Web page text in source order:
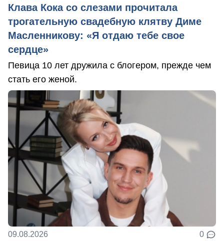
Клава Кока со слезами прочитала
трогательную свадебную клятву Диме
Масленникову: «Я отдаю тебе свое
сердце»
Певица 10 лет дружила с блогером, прежде чем
стать его женой.
09.08.2026 0